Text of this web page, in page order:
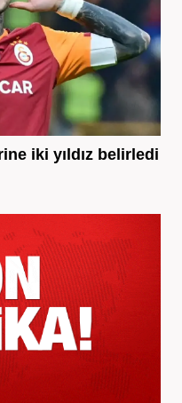
iki yıldız belirledi